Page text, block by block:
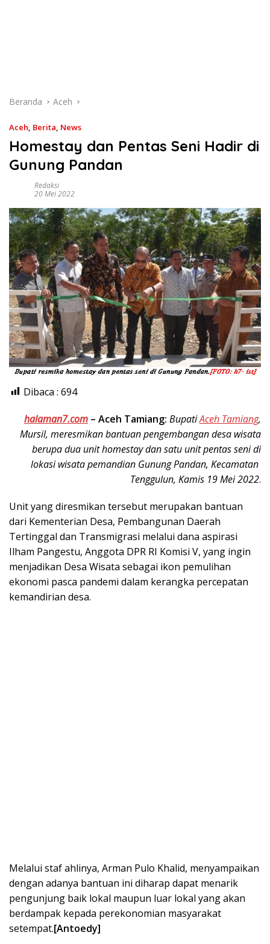
Beranda Aceh
Aceh, Berita, News
Homestay dan Pentas Seni Hadir di
Gunung Pandan
Redaksi
20 Mei 2022
Dibaca : 694
halaman7.com – Aceh Tamiang: BupatiAceh Tamiang,
Mursil, meresmikan bantuan pengembangan desa wisata
berupa dua unit homestay dan satu unit pentas seni di
lokasi wisata pemandian Gunung Pandan, Kecamatan
Tenggulun, Kamis 19 Mei 2022.
Unit yang diresmikan tersebut merupakan bantuan
dari Kementerian Desa, Pembangunan Daerah
Tertinggal dan Transmigrasi melalui dana aspirasi
Ilham Pangestu, Anggota DPR RI Komisi V, yang ingin
menjadikan Desa Wisata sebagai ikon pemulihan
ekonomi pasca pandemi dalam kerangka percepatan
kemandirian desa.
Melalui staf ahlinya, Arman Pulo Khalid, menyampaikan
dengan adanya bantuan ini diharap dapat menarik
pengunjung baik lokal maupun luar lokal yang akan
berdampak kepada perekonomian masyarakat
setempat.[Antoedy]